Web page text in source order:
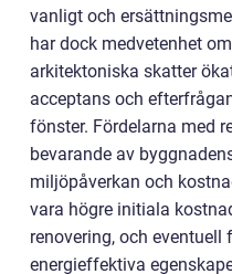
vanligt och
har dock medvetenhet
arkitektoniska skatter
acceptans och
fönster. Fördelarna med
bevarande av
miljöpåverkan och
vara högre initiala
renovering, och eventuell
energieffektiva